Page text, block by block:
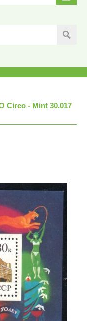
Circo - Mint 30.017